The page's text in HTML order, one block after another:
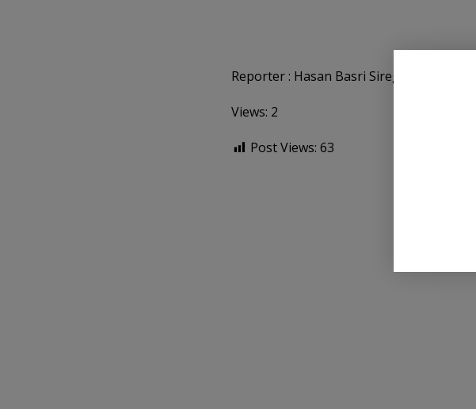
Reporter : Hasan Basri Siregar.
Views: 2
Post Views: 63